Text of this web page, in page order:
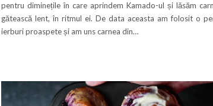
pentru diminețile în care aprindem Kamado-ul și lăsăm
gătească lent, în ritmul ei. De data aceasta am folosit o
ierburi proaspete și am uns carnea din…